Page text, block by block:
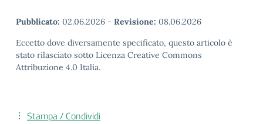
Pubblicato: 02.06.2026 - Revisione: 08.06.2026
Eccetto dove diversamente specificato, questo articolo è
stato rilasciato sotto Licenza Creative Commons
Attribuzione 4.0 Italia.
Stampa / Condividi